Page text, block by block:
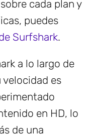
cada plan y
puedes
Surfshark.
a lo largo de
velocidad es
en HD, lo
de una